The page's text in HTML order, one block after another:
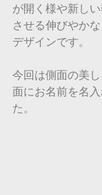
が開く様や新し
させる伸びやか
デザインです。
今回は側面の美
面にお名前を名
た。